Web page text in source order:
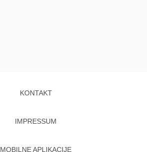
KONTAKT
IMPRESSUM
MOBILNE APLIKACIJE